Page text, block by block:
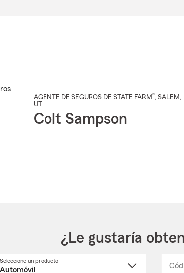
AGENTE DE SEGUROS DE STATE FARM®, SALEM ,
UT
Colt Sampson
¿Le gustaría
Seleccione un productoSeleccione